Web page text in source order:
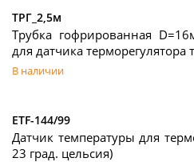
ТРГ_2,5м
Трубка гофрированная
для датчика
В наличии
ETF-144/99
Датчик температуры для
23 град. цельсия)